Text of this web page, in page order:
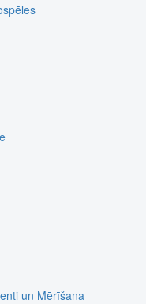
un Mērīšana